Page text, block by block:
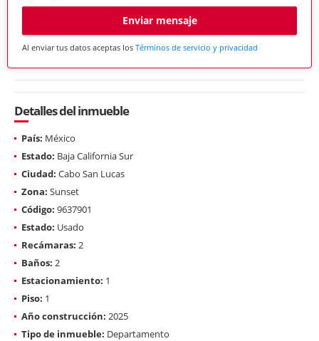
Enviar mensaje
Al enviar tus datos aceptas los Términos de servicio y privacidad
Detalles del inmueble
País: México
Estado: Baja California Sur
Ciudad: Cabo San Lucas
Zona: Sunset
Código: 9637901
Estado: Usado
Recámaras: 2
Baños: 2
Estacionamiento: 1
Piso: 1
Año construcción: 2025
Tipo de inmueble: Departamento